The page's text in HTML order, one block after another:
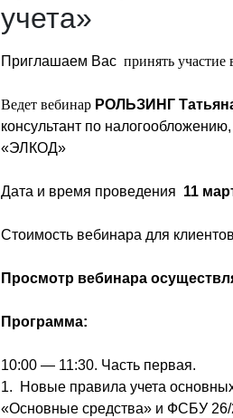
учета»
Приглашаем Вас принять участие
Ведет вебинар РОЛЬЗИНГ
консультант по
«ЭЛКОД»
Дата и время проведения 11
Стоимость вебинара для
Просмотр вебинара
Программа:
10:00 — 11:30. Часть первая.
1. Новые правила учета
«Основные средства» и ФСБУ